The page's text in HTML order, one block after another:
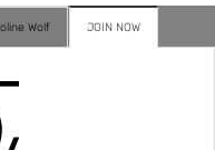
JOIN NOW
Wolf